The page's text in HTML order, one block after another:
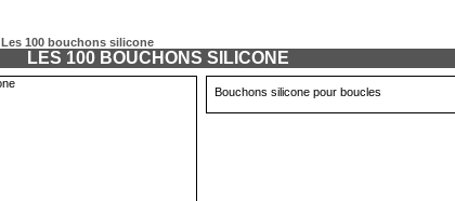
Les 100 bouchons silicone
LES 100 BOUCHONS SILICONE
Bouchons silicone pour boucles